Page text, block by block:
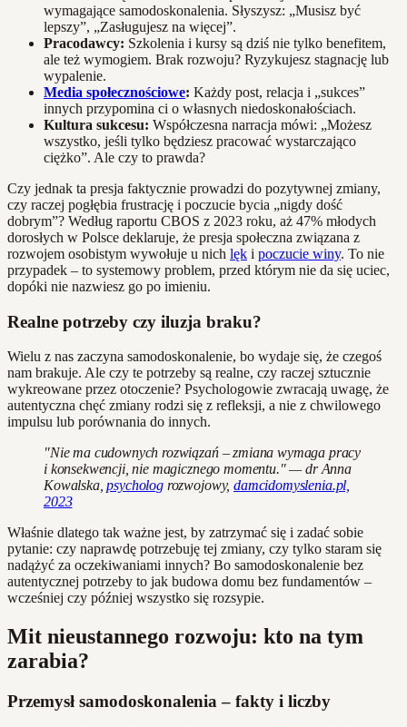
wymagające samodoskonalenia. Słyszysz: „Musisz być
lepszy”, „Zasługujesz na więcej”.
Pracodawcy: Szkolenia i kursy są dziś nie tylko benefitem,
ale też wymogiem. Brak rozwoju? Ryzykujesz stagnację lub
wypalenie.
Media społecznościowe: Każdy post, relacja i „sukces”
innych przypomina ci o własnych niedoskonałościach.
Kultura sukcesu: Współczesna narracja mówi: „Możesz
wszystko, jeśli tylko będziesz pracować wystarczająco
ciężko”. Ale czy to prawda?
Czy jednak ta presja faktycznie prowadzi do pozytywnej zmiany,
czy raczej pogłębia frustrację i poczucie bycia „nigdy dość
dobrym”? Według raportu CBOS z 2023 roku, aż 47% młodych
dorosłych w Polsce deklaruje, że presja społeczna związana z
rozwojem osobistym wywołuje u nich lęk i poczucie winy. To nie
przypadek – to systemowy problem, przed którym nie da się uciec,
dopóki nie nazwiesz go po imieniu.
Realne potrzeby czy iluzja braku?
Wielu z nas zaczyna samodoskonalenie, bo wydaje się, że czegoś
nam brakuje. Ale czy te potrzeby są realne, czy raczej sztucznie
wykreowane przez otoczenie? Psychologowie zwracają uwagę, że
autentyczna chęć zmiany rodzi się z refleksji, a nie z chwilowego
impulsu lub porównania do innych.
"Nie ma cudownych rozwiązań – zmiana wymaga pracy
i konsekwencji, nie magicznego momentu." — dr Anna
Kowalska,psychologrozwojowy,damcidomyslenia.pl,
2023
Właśnie dlatego tak ważne jest, by zatrzymać się i zadać sobie
pytanie: czy naprawdę potrzebuję tej zmiany, czy tylko staram się
nadążyć za oczekiwaniami innych? Bo samodoskonalenie bez
autentycznej potrzeby to jak budowa domu bez fundamentów –
wcześniej czy później wszystko się rozsypie.
Mit nieustannego rozwoju: kto na tym
zarabia?
Przemysł samodoskonalenia – fakty i liczby